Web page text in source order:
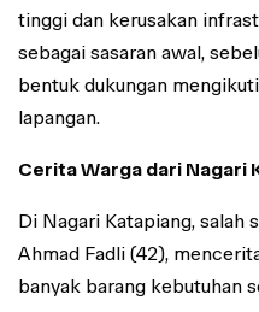
tinggi dan kerusakan
sebagai sasaran awal,
bentuk dukungan
lapangan.
Cerita Warga dari Nagari
Di Nagari Katapiang, salah
Ahmad Fadli (42),
banyak barang kebutuhan